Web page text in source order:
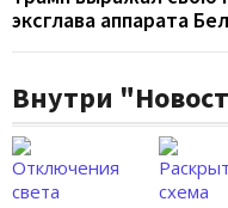
эксглава аппарата
Внутри